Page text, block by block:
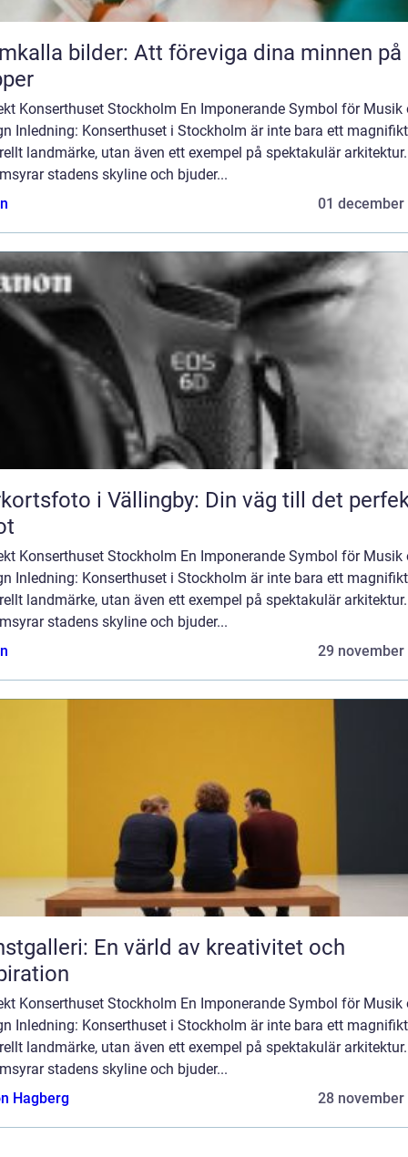
bilder: Att föreviga dina minnen på
Konserthuset Stockholm En Imponerande Symbol för Musik
Inledning: Konserthuset i Stockholm är inte bara ett magnifikt
landmärke, utan även ett exempel på spektakulär
stadens skyline och bjuder...
01 december
i Vällingby: Din väg till det
Konserthuset Stockholm En Imponerande Symbol för Musik
Inledning: Konserthuset i Stockholm är inte bara ett magnifikt
landmärke, utan även ett exempel på spektakulär
stadens skyline och bjuder...
29 november
En värld av kreativitet och
Konserthuset Stockholm En Imponerande Symbol för Musik
Inledning: Konserthuset i Stockholm är inte bara ett magnifikt
landmärke, utan även ett exempel på spektakulär
stadens skyline och bjuder...
Hagberg
28 november